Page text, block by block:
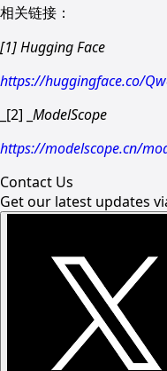
相关链接：
[1] Hugging Face
https://huggingface.co/
_[2] _ ModelScope
https://modelscope.cn/
Contact Us
Get our latest updates